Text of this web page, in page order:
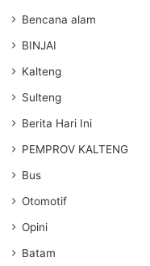
Bencana alam
BINJAI
Kalteng
Sulteng
Berita Hari Ini
PEMPROV KALTENG
Bus
Otomotif
Opini
Batam